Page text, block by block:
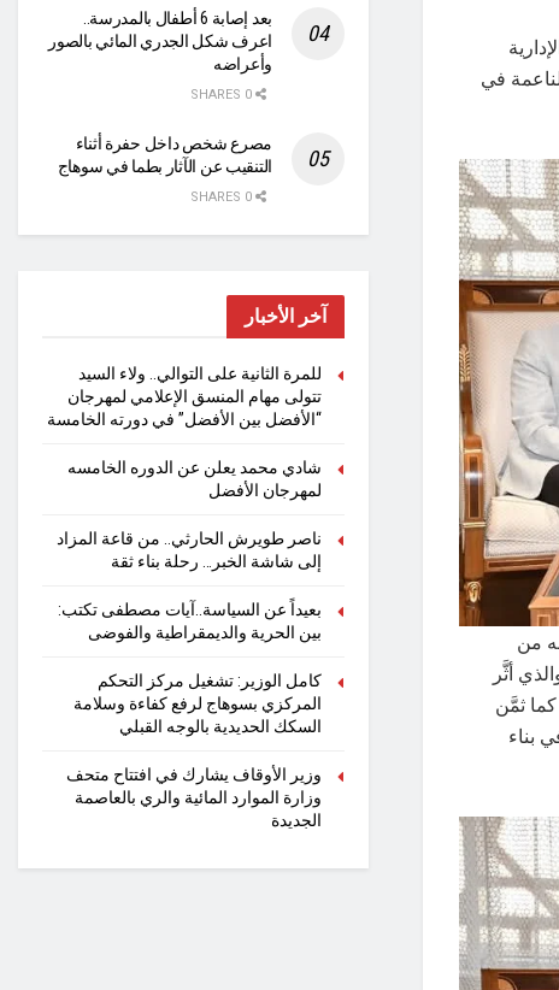
في
من
أثَّر
ثمَّن
بناء
بعد إصابة 6 أطفال بالمدرسة..
اعرف شكل الجدري المائي بالصور
وأعراضه
مصرع شخص داخل حفرة أثناء
التنقيب عن الآثار بطما في سوهاج
آخر الأخبار
للمرة الثانية على التوالي.. ولاء السيد
تتولى مهام المنسق الإعلامي لمهرجان
“الأفضل بين الأفضل” في دورته الخامسة
شادي محمد يعلن عن الدوره الخامسه
لمهرجان الأفضل
ناصر طويرش الحارثي.. من قاعة المزاد
إلى شاشة الخبر… رحلة بناء ثقة
بعيداً عن السياسة..آيات مصطفى تكتب:
بين الحرية والديمقراطية والفوضى
كامل الوزير: تشغيل مركز التحكم
المركزي بسوهاج لرفع كفاءة وسلامة
السكك الحديدية بالوجه القبلي
وزير الأوقاف يشارك في افتتاح متحف
وزارة الموارد المائية والري بالعاصمة
الجديدة